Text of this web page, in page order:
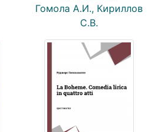
Гомола А.И., Кириллов
С.В.